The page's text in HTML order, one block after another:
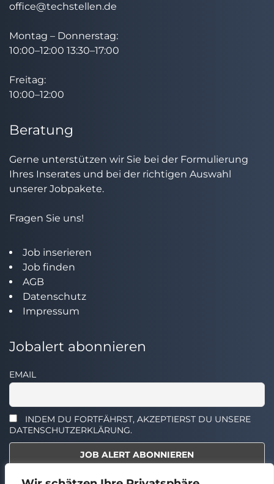
office@techstellen.de
Montag – Donnerstag:
10:00–12:00 13:30–17:00
Freitag:
10:00–12:00
Beratung
Gerne unterstützen wir Sie bei der Formulierung
Ihres Inserates und bei der richtigen Auswahl
unserer Jobpakete.
Fragen Sie uns!
Job inserieren
Job finden
AGB
Datenschutz
Impressum
Jobalert abonnieren
EMAIL
INDEM DU FORTFÄHRST, AKZEPTIERST DU UNSERE
DATENSCHUTZERKLÄRUNG.